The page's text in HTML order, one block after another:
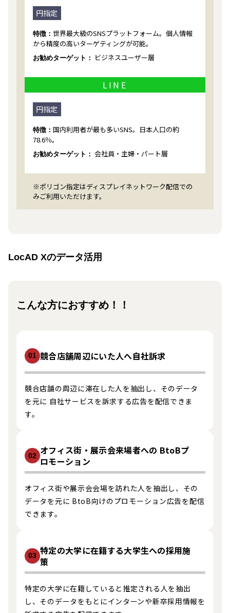
円指定
特徴： 世界最大級のSNSプラットフォーム。個人情報
から精度の高いターゲティングが可能。
お勧めターゲット： ビジネスユーザー層
LINE
円指定
特徴： 国内利用者が最も多いSNS。日本人口の約
78.6％。
お勧めターゲット： 会社員・主婦・パート層
※ポリゴン指定はディスプレイネットワーク配信での
みご利用いただけます。
LocAD Xのデータ活用
こんな方におすすめ！！
01 競合店舗周辺にいた人へ自社訴求
競合店舗の周辺に滞在した人を抽出し、そのデータ
を元に 自社サービスを訴求する広告を配信できま
す。
02 オフィス街・展示会来場者への BtoBプ
ロモーション
オフィス街や展示会会場を訪れた人を抽出し、その
データを元に BtoB向けのプロモーション広告を配信
できます。
03 特定の大学に在籍する大学生への採用施
策
特定の大学に在籍していると推定される人を抽出
し、そのデータをもとにインターンや新卒採用情報を